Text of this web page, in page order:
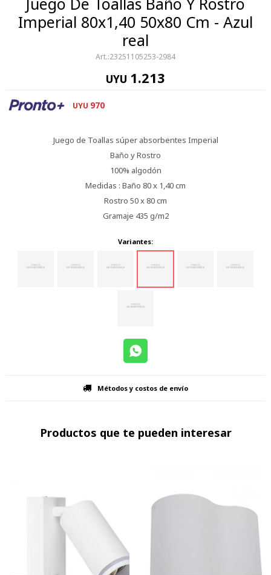
Imperial 80x1,40 50x80 Cm - Azul
real
23251105253-2984
UYU 1.213
UYU 970
Juego de Toallas súper absorbentes Imperial
Baño y Rostro
100% algodón
Medidas : Baño 80 x 1,40 cm
Rostro 50 x 80 cm
Gramaje 435 g/m2
Variantes:
Métodos y costos de envío
Productos que te pueden interesar